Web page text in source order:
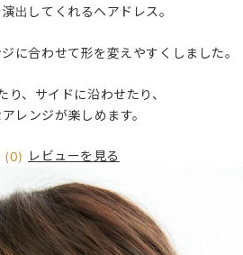
出してくれるヘアドレス。
に合わせて形を変えやすくしました。
り、サイドに沿わせたり、
レンジが楽しめます。
(0) レビューを見る